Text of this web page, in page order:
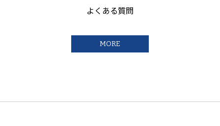
よくある質問
MORE